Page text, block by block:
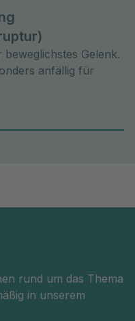
Gelenk.
anfällig für
rund um das Thema
in unserem